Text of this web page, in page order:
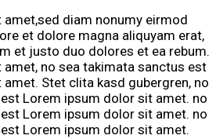
diam nonumy eirmod
et dolore magna aliquyam erat,
et justo duo dolores et ea rebum.
no sea takimata sanctus est
Stet clita kasd gubergren, no
Lorem ipsum dolor sit amet. no
Lorem ipsum dolor sit amet. no
Lorem ipsum dolor sit amet.